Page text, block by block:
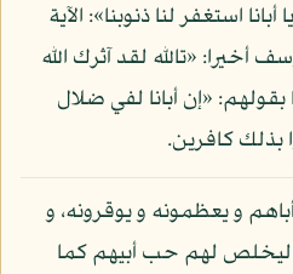
استغفر لنا ذنوبنا»: الآية
أخيرا: «تالله لقد آثرك الله
بقولهم: «إن أبانا لفي ضلال
بذلك كافرين.
و يعظمونه و يوقرونه، و
ليخلص لهم حب أبيهم كما